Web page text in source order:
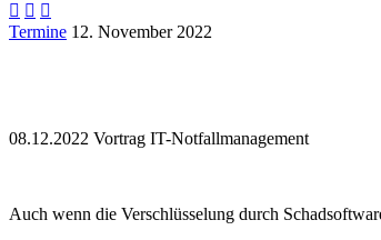
  
Termine 12. November 2022
08.12.2022 Vortrag IT-Notfallmanagement
Auch wenn die Verschlüsselung durch